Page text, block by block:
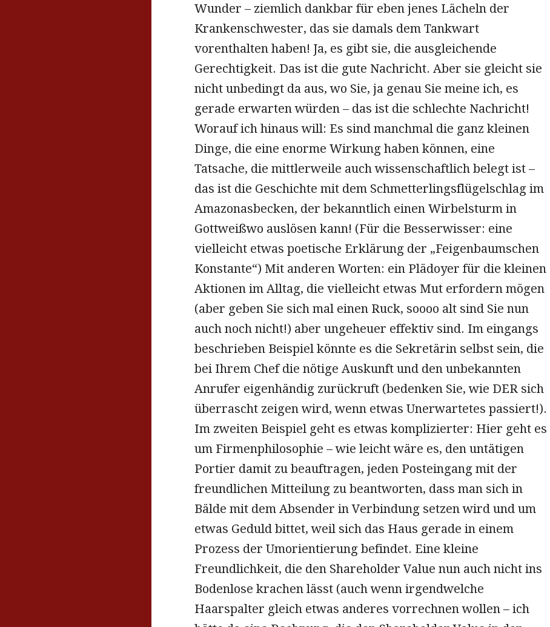
Wunder – ziemlich dankbar für eben jenes Lächeln der
Krankenschwester, das sie damals dem Tankwart
vorenthalten haben! Ja, es gibt sie, die ausgleichende
Gerechtigkeit. Das ist die gute Nachricht. Aber sie gleicht sie
nicht unbedingt da aus, wo Sie, ja genau Sie meine ich, es
gerade erwarten würden – das ist die schlechte Nachricht!
Worauf ich hinaus will: Es sind manchmal die ganz kleinen
Dinge, die eine enorme Wirkung haben können, eine
Tatsache, die mittlerweile auch wissenschaftlich belegt ist –
das ist die Geschichte mit dem Schmetterlingsflügelschlag im
Amazonasbecken, der bekanntlich einen Wirbelsturm in
Gottweißwo auslösen kann! (Für die Besserwisser: eine
vielleicht etwas poetische Erklärung der „Feigenbaumschen
Konstante“) Mit anderen Worten: ein Plädoyer für die kleinen
Aktionen im Alltag, die vielleicht etwas Mut erfordern mögen
(aber geben Sie sich mal einen Ruck, soooo alt sind Sie nun
auch noch nicht!) aber ungeheuer effektiv sind. Im eingangs
beschrieben Beispiel könnte es die Sekretärin selbst sein, die
bei Ihrem Chef die nötige Auskunft und den unbekannten
Anrufer eigenhändig zurückruft (bedenken Sie, wie DER sich
überrascht zeigen wird, wenn etwas Unerwartetes passiert!).
Im zweiten Beispiel geht es etwas komplizierter: Hier geht es
um Firmenphilosophie – wie leicht wäre es, den untätigen
Portier damit zu beauftragen, jeden Posteingang mit der
freundlichen Mitteilung zu beantworten, dass man sich in
Bälde mit dem Absender in Verbindung setzen wird und um
etwas Geduld bittet, weil sich das Haus gerade in einem
Prozess der Umorientierung befindet. Eine kleine
Freundlichkeit, die den Shareholder Value nun auch nicht ins
Bodenlose krachen lässt (auch wenn irgendwelche
Haarspalter gleich etwas anderes vorrechnen wollen – ich